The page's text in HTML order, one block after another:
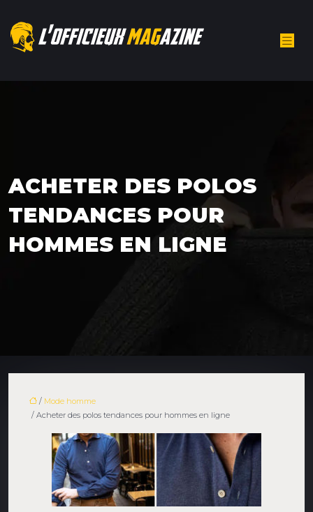
ACHETER DES POLOS
TENDANCES POUR
HOMMES EN LIGNE
/ Mode homme
/ Acheter des polos tendances pour hommes en ligne